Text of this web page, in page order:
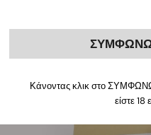
ΣΥΜΦΩΝΩ
Κάνοντας κλικ στο
είστε